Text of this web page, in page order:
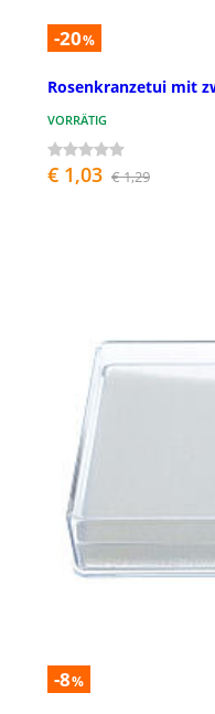
-20%
Rosenkranzetui mit
VORRÄTIG
€ 1,03 € 1,29
-8%